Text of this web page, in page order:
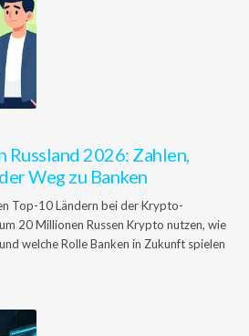
2026: Zahlen,
Weg zu Banken
Top-10 Ländern bei der Krypto-
20 Millionen Russen Krypto nutzen, wie
welche Rolle Banken in Zukunft spielen